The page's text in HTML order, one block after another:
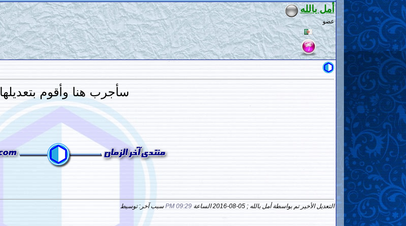
أمل بالله
عضو
سأجرب هنا وأقوم بتعديلها
التعديل الأخير تم بواسطة أمل بالله ; 05-08-2016 الساعة 09:29 PM سبب آخر: توسيط